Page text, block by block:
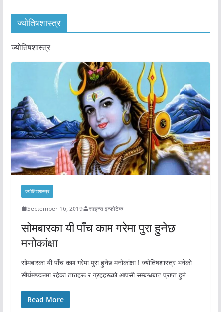
ज्योतिषशास्त्र
ज्योतिषशास्त्र
ज्योतिषशास्त्र
September 16, 2019 साइन्स इन्फोटेक
सोमबारका यी पाँच काम गरेमा पुरा हुनेछ
मनोकांक्षा
सोमबारका यी पाँच काम गरेमा पुरा हुनेछ मनोकांक्षा ! ज्योतिषशास्त्र भनेको
सौर्यमण्डलमा रहेका ताराहरू र ग्रहहरूको आपसी सम्बन्धबाट प्राप्त हुने
Read More